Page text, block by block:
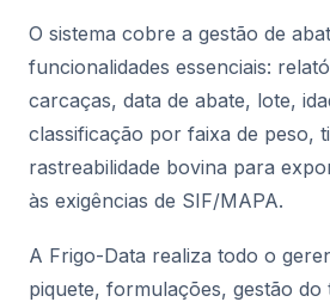
O sistema cobre a gestão de
funcionalidades essenciais:
carcaças, data de abate, lote,
classificação por faixa de peso,
rastreabilidade bovina para
às exigências de SIF/MAPA.
A Frigo-Data realiza todo o
piquete, formulações, gestão do